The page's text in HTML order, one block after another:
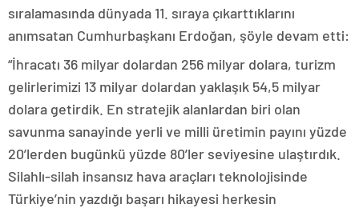
sıralamasında dünyada 11. sıraya çıkarttıklarını
anımsatan Cumhurbaşkanı Erdoğan, şöyle devam etti:
“İhracatı 36 milyar dolardan 256 milyar dolara, turizm
gelirlerimizi 13 milyar dolardan yaklaşık 54,5 milyar
dolara getirdik. En stratejik alanlardan biri olan
savunma sanayinde yerli ve milli üretimin payını yüzde
20’lerden bugünkü yüzde 80’ler seviyesine ulaştırdık.
Silahlı-silah insansız hava araçları teknolojisinde
Türkiye’nin yazdığı başarı hikayesi herkesin